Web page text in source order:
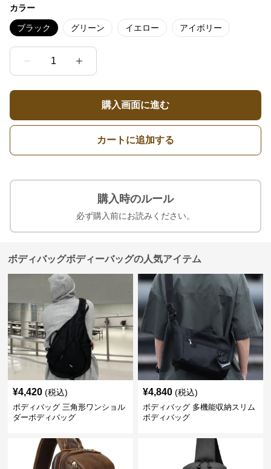
カラー
ブラック グリーン イエロー アイボリー
1
購入画面に進む
カートに追加する
購入時のルール
必ず購入前にお読みください。
ボディバッグボディーバッグの人気アイテム
¥4,420 (税込)
ボディバッグ 三角形ワンショル
ダーボディバッグ
¥4,840 (税込)
ボディバッグ 多機能収納スリム
ボディバッグ